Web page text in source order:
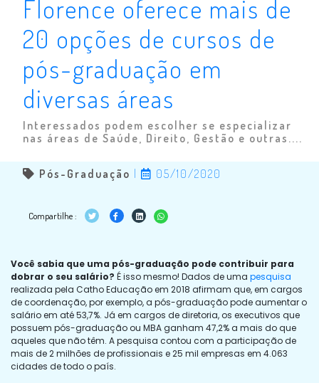
Florence oferece mais de
20 opções de cursos de
pós-graduação em
diversas áreas
Interessados podem escolher se especializar
nas áreas de Saúde, Direito, Gestão e outras....
Pós-Graduação | 05/10/2020
Compartilhe :
Você sabia que uma pós-graduação pode contribuir para
dobrar o seu salário? É isso mesmo! Dados de uma pesquisa
realizada pela Catho Educação em 2018 afirmam que, em cargos
de coordenação, por exemplo, a pós-graduação pode aumentar o
salário em até 53,7%. Já em cargos de diretoria, os executivos que
possuem pós-graduação ou MBA ganham 47,2% a mais do que
aqueles que não têm. A pesquisa contou com a participação de
mais de 2 milhões de profissionais e 25 mil empresas em 4.063
cidades de todo o país.